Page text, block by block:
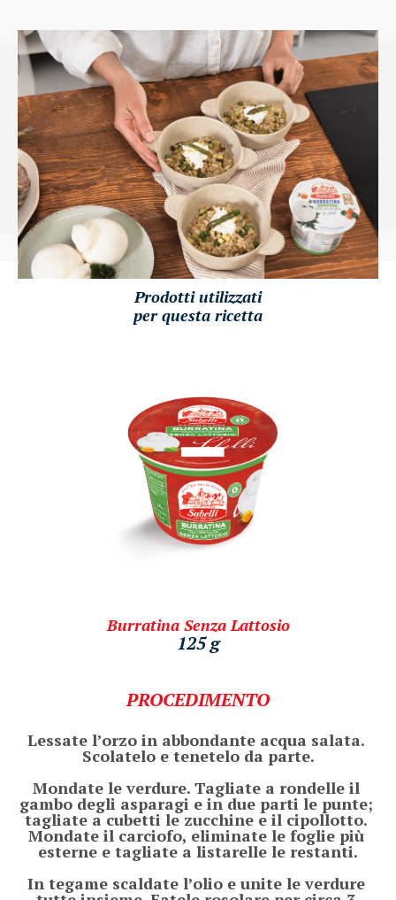
Prodotti utilizzati
per questa ricetta
Burratina Senza Lattosio
125 g
PROCEDIMENTO
Lessate l’orzo in abbondante acqua salata.
Scolatelo e tenetelo da parte.
Mondate le verdure. Tagliate a rondelle il
gambo degli asparagi e in due parti le punte;
tagliate a cubetti le zucchine e il cipollotto.
Mondate il carciofo, eliminate le foglie più
esterne e tagliate a listarelle le restanti.
In tegame scaldate l’olio e unite le verdure